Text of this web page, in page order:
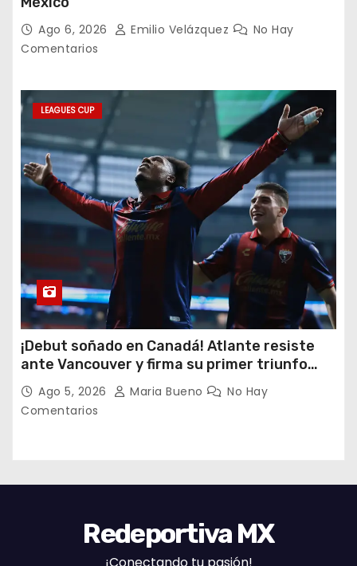
Ago 6, 2026 Emilio Velázquez
No Hay
Comentarios
LEAGUES CUP
¡Debut soñado en Canadá! Atlante resiste
ante Vancouver y firma su primer triunfo
histórico en la Leagues Cup
Ago 5, 2026 Maria Bueno
No Hay
Comentarios
Redeportiva MX